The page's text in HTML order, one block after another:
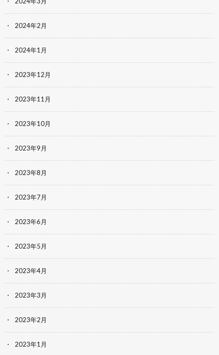
2024年2月
2024年1月
2023年12月
2023年11月
2023年10月
2023年9月
2023年8月
2023年7月
2023年6月
2023年5月
2023年4月
2023年3月
2023年2月
2023年1月